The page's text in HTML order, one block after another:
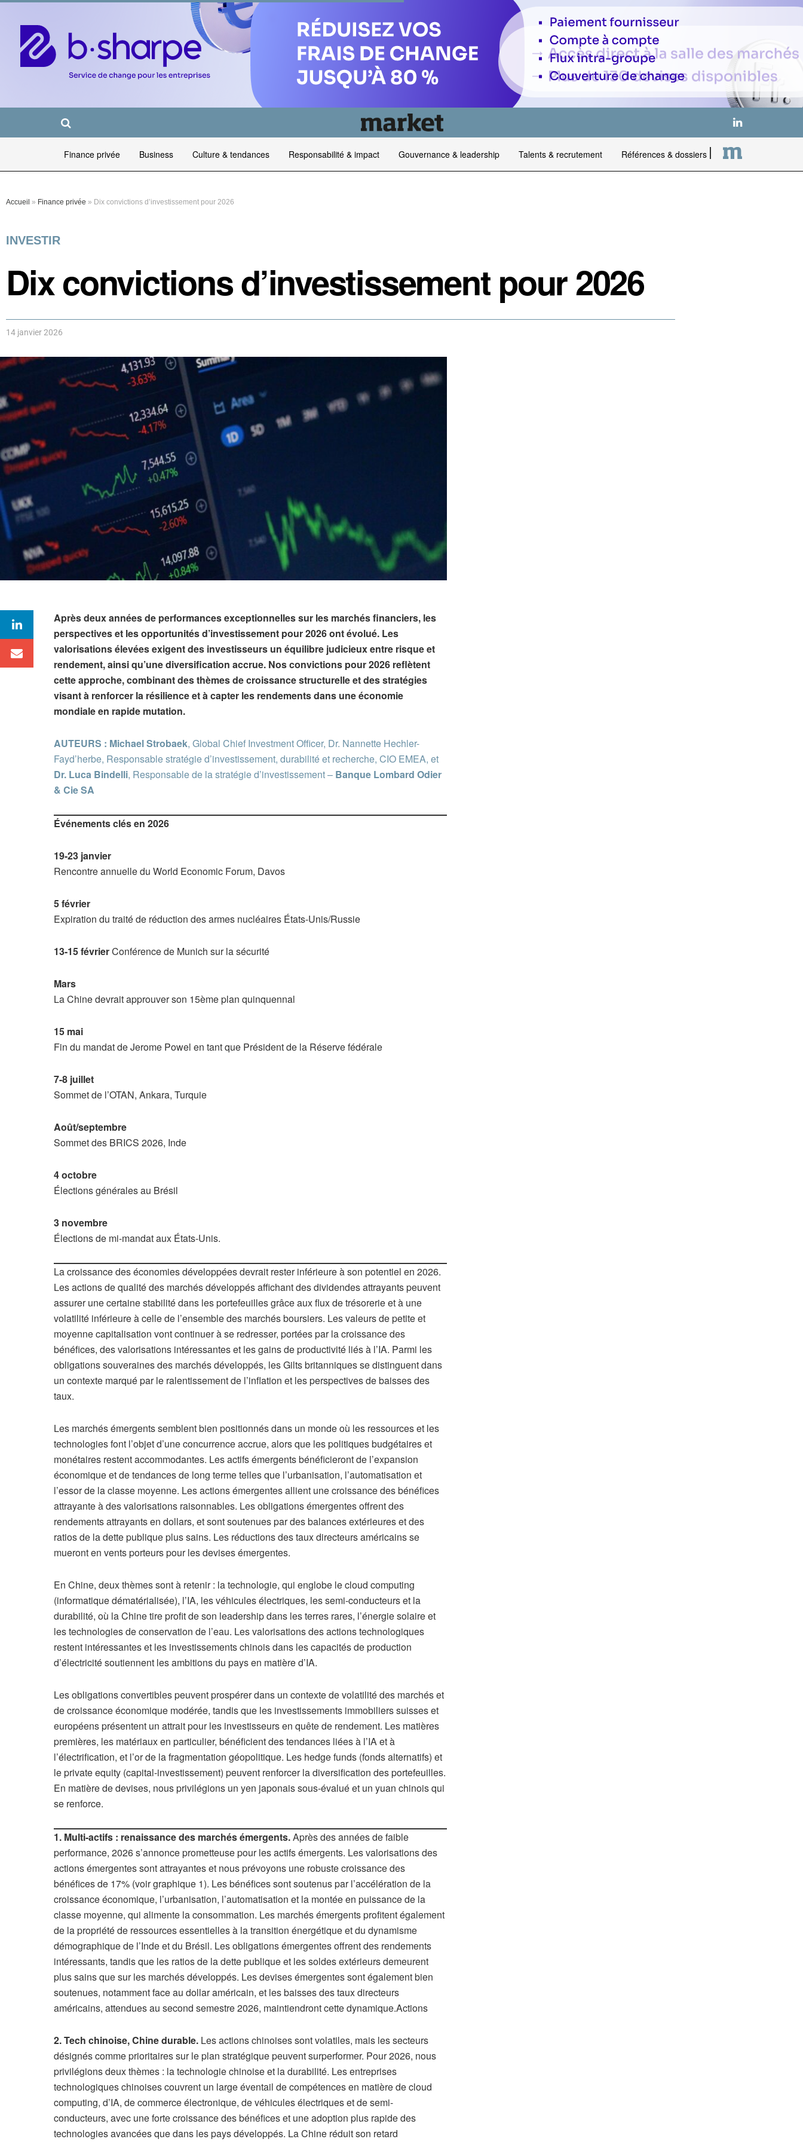
Finance privée Business Culture & tendances Responsabilité & impact Gouvernance & leadership Talents & recrutement Références & dossiers
Accueil » Finance privée » Dix convictions d’investissement pour 2026
INVESTIR
Dix convictions d’investissement pour 2026
14 janvier 2026
Après deux années de performances exceptionnelles sur les marchés financiers, les
perspectives et les opportunités d’investissement pour 2026 ont évolué. Les
valorisations élevées exigent des investisseurs un équilibre judicieux entre risque et
rendement, ainsi qu’une diversification accrue. Nos convictions pour 2026 reflètent
cette approche, combinant des thèmes de croissance structurelle et des stratégies
visant à renforcer la résilience et à capter les rendements dans une économie
mondiale en rapide mutation.
AUTEURS : Michael Strobaek, Global Chief Investment Officer, Dr. Nannette Hechler-
Fayd’herbe, Responsable stratégie d’investissement, durabilité et recherche, CIO EMEA, et
Dr. Luca Bindelli, Responsable de la stratégie d’investissement – Banque Lombard Odier
& Cie SA
Événements clés en 2026
19-23 janvier
Rencontre annuelle du World Economic Forum, Davos
5 février
Expiration du traité de réduction des armes nucléaires États-Unis/Russie
13-15 févrierConférence de Munich sur la sécurité
Mars
La Chine devrait approuver son 15ème plan quinquennal
15 mai
Fin du mandat de Jerome Powel en tant que Président de la Réserve fédérale
7-8 juillet
Sommet de l’OTAN, Ankara, Turquie
Août/septembre
Sommet des BRICS 2026, Inde
4 octobre
Élections générales au Brésil
3 novembre
Élections de mi-mandat aux États-Unis.
La croissance des économies développées devrait rester inférieure à son potentiel en 2026.
Les actions de qualité des marchés développés affichant des dividendes attrayants peuvent
assurer une certaine stabilité dans les portefeuilles grâce aux flux de trésorerie et à une
volatilité inférieure à celle de l’ensemble des marchés boursiers. Les valeurs de petite et
moyenne capitalisation vont continuer à se redresser, portées par la croissance des
bénéfices, des valorisations intéressantes et les gains de productivité liés à l’IA. Parmi les
obligations souveraines des marchés développés, les Gilts britanniques se distinguent dans
un contexte marqué par le ralentissement de l’inflation et les perspectives de baisses des
taux.
Les marchés émergents semblent bien positionnés dans un monde où les ressources et les
technologies font l’objet d’une concurrence accrue, alors que les politiques budgétaires et
monétaires restent accommodantes. Les actifs émergents bénéficieront de l’expansion
économique et de tendances de long terme telles que l’urbanisation, l’automatisation et
l’essor de la classe moyenne. Les actions émergentes allient une croissance des bénéfices
attrayante à des valorisations raisonnables. Les obligations émergentes offrent des
rendements attrayants en dollars, et sont soutenues par des balances extérieures et des
ratios de la dette publique plus sains. Les réductions des taux directeurs américains se
mueront en vents porteurs pour les devises émergentes.
En Chine, deux thèmes sont à retenir : la technologie, qui englobe le cloud computing
(informatique dématérialisée), l’IA, les véhicules électriques, les semi-conducteurs et la
durabilité, où la Chine tire profit de son leadership dans les terres rares, l’énergie solaire et
les technologies de conservation de l’eau. Les valorisations des actions technologiques
restent intéressantes et les investissements chinois dans les capacités de production
d’électricité soutiennent les ambitions du pays en matière d’IA.
Les obligations convertibles peuvent prospérer dans un contexte de volatilité des marchés et
de croissance économique modérée, tandis que les investissements immobiliers suisses et
européens présentent un attrait pour les investisseurs en quête de rendement. Les matières
premières, les matériaux en particulier, bénéficient des tendances liées à l’IA et à
l’électrification, et l’or de la fragmentation géopolitique. Les hedge funds (fonds alternatifs) et
le private equity (capital-investissement) peuvent renforcer la diversification des portefeuilles.
En matière de devises, nous privilégions un yen japonais sous-évalué et un yuan chinois qui
se renforce.
1. Multi-actifs : renaissance des marchés émergents.Après des années de faible
performance, 2026 s’annonce prometteuse pour les actifs émergents. Les valorisations des
actions émergentes sont attrayantes et nous prévoyons une robuste croissance des
bénéfices de 17% (voir graphique 1). Les bénéfices sont soutenus par l’accélération de la
croissance économique, l’urbanisation, l’automatisation et la montée en puissance de la
classe moyenne, qui alimente la consommation. Les marchés émergents profitent également
de la propriété de ressources essentielles à la transition énergétique et du dynamisme
démographique de l’Inde et du Brésil. Les obligations émergentes offrent des rendements
intéressants, tandis que les ratios de la dette publique et les soldes extérieurs demeurent
plus sains que sur les marchés développés. Les devises émergentes sont également bien
soutenues, notamment face au dollar américain, et les baisses des taux directeurs
américains, attendues au second semestre 2026, maintiendront cette dynamique.Actions
2. Tech chinoise, Chine durable. Les actions chinoises sont volatiles, mais les secteurs
désignés comme prioritaires sur le plan stratégique peuvent surperformer. Pour 2026, nous
privilégions deux thèmes : la technologie chinoise et la durabilité. Les entreprises
technologiques chinoises couvrent un large éventail de compétences en matière de cloud
computing, d’IA, de commerce électronique, de véhicules électriques et de semi-
conducteurs, avec une forte croissance des bénéfices et une adoption plus rapide des
technologies avancées que dans les pays développés. La Chine réduit son retard